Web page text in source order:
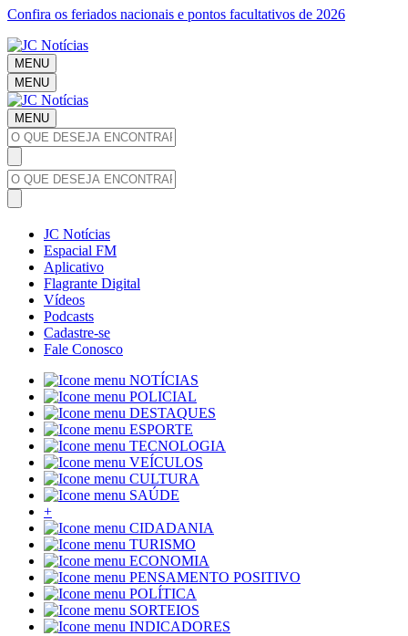
Confira os feriados nacionais e pontos facultativos de 2026
MENU
MENU
MENU
JC Notícias
Espacial FM
Aplicativo
Flagrante Digital
Vídeos
Podcasts
Cadastre-se
Fale Conosco
NOTÍCIAS
POLICIAL
DESTAQUES
ESPORTE
TECNOLOGIA
VEÍCULOS
CULTURA
SAÚDE
+
CIDADANIA
TURISMO
ECONOMIA
PENSAMENTO POSITIVO
POLÍTICA
SORTEIOS
INDICADORES